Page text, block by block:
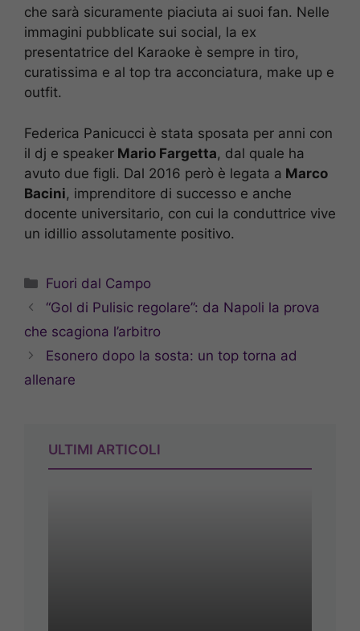
che sarà sicuramente piaciuta ai suoi fan. Nelle
immagini pubblicate sui social, la ex
presentatrice del Karaoke è sempre in tiro,
curatissima e al top tra acconciatura, make up e
outfit.
Federica Panicucci è stata sposata per anni con
il dj e speaker Mario Fargetta, dal quale ha
avuto due figli. Dal 2016 però è legata a Marco
Bacini, imprenditore di successo e anche
docente universitario, con cui la conduttrice vive
un idillio assolutamente positivo.
Categorie
Fuori dal Campo
“Gol di Pulisic regolare”: da Napoli la prova
che scagiona l’arbitro
Esonero dopo la sosta: un top torna ad
allenare
ULTIMI ARTICOLI